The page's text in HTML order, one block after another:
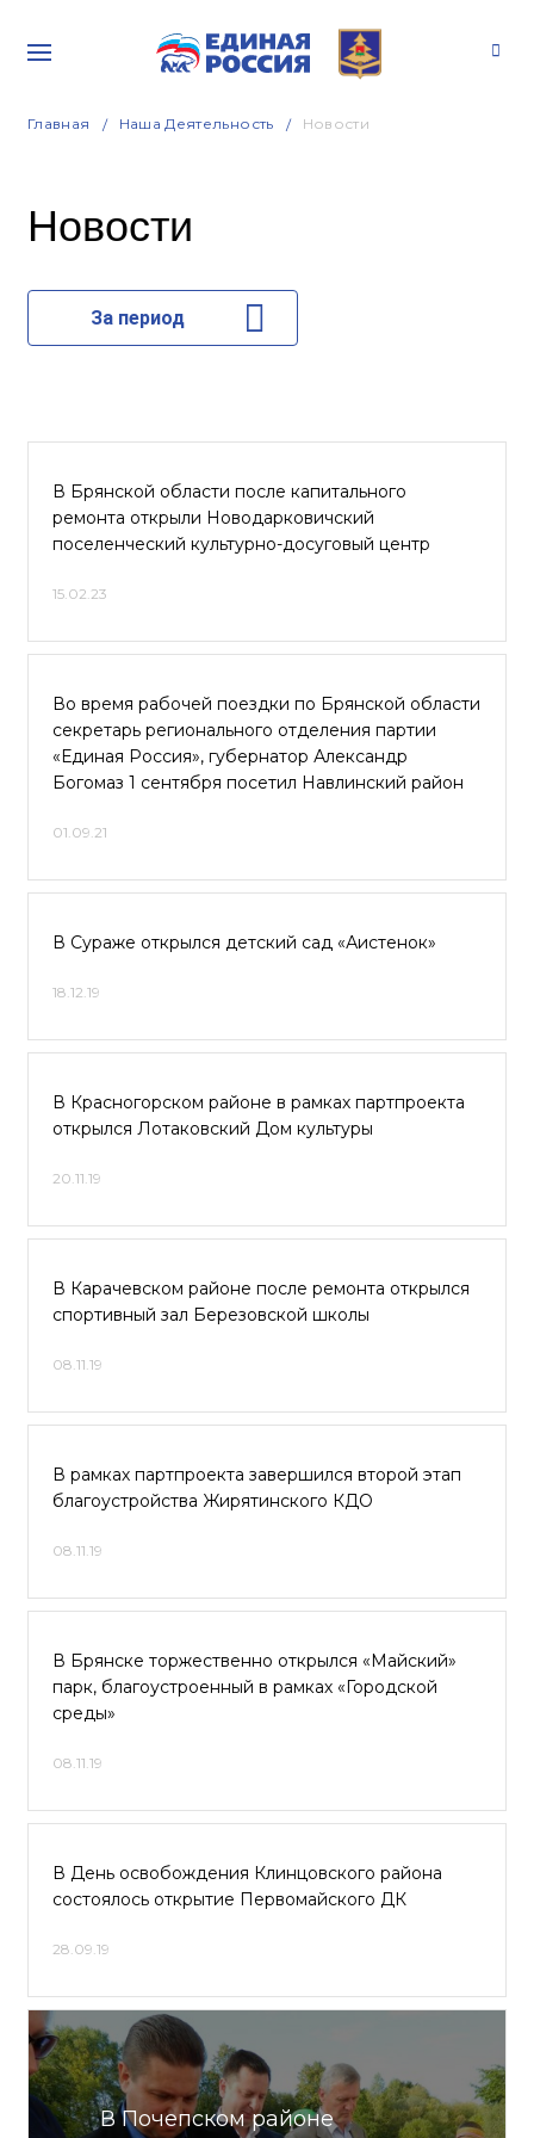
Главная Наша Деятельность Новости
Новости
За период
В Брянской области после капитального
ремонта открыли Новодарковичский
поселенческий культурно-досуговый центр
15.02.23
Во время рабочей поездки по Брянской области
секретарь регионального отделения партии
«Единая Россия», губернатор Александр
Богомаз 1 сентября посетил Навлинский район
01.09.21
В Сураже открылся детский сад «Аистенок»
18.12.19
В Красногорском районе в рамках партпроекта
открылся Лотаковский Дом культуры
20.11.19
В Карачевском районе после ремонта открылся
спортивный зал Березовской школы
08.11.19
В рамках партпроекта завершился второй этап
благоустройства Жирятинского КДО
08.11.19
В Брянске торжественно открылся «Майский»
парк, благоустроенный в рамках «Городской
среды»
08.11.19
В День освобождения Клинцовского района
состоялось открытие Первомайского ДК
28.09.19
В Почепском районе